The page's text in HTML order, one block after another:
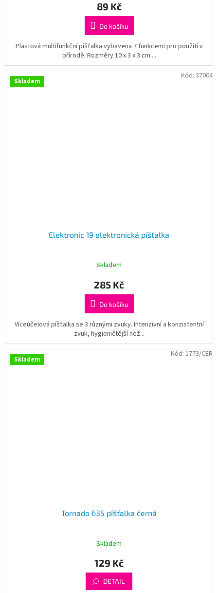
89 Kč
Do košíku
Plastová multifunkční píšťalka vybavena 7 funkcemi pro použití v
přírodě. Rozměry 10 x 3 x 3 cm....
Skladem
Elektronic 19 elektronická píšťalka
Skladem
285 Kč
Do košíku
Víceúčelová píšťalka se 3 různými zvuky. Intenzivní a konzistentní
zvuk, hygieničtější než...
Kód: 37004
Skladem
Tornado 635 píšťalka černá
Skladem
129 Kč
DETAIL
Kód: 1773/CER